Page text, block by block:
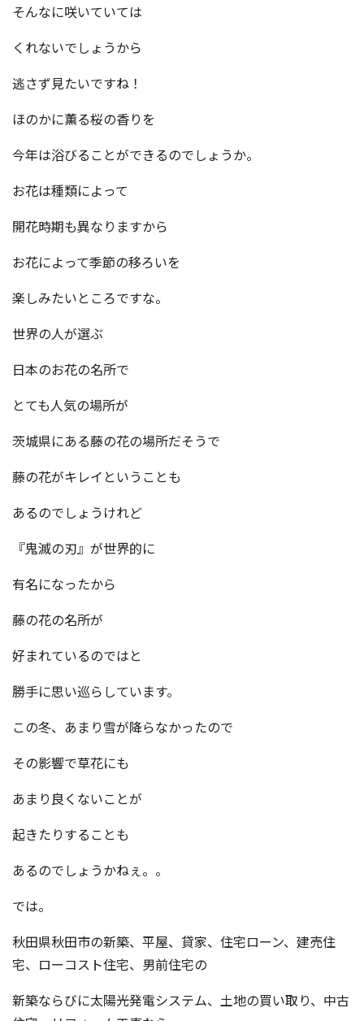
そんなに咲いていては
くれないでしょうから
逃さず見たいですね！
ほのかに薫る桜の香りを
今年は浴びることができるのでしょうか。
お花は種類によって
開花時期も異なりますから
お花によって季節の移ろいを
楽しみたいところですな。
世界の人が選ぶ
日本のお花の名所で
とても人気の場所が
茨城県にある藤の花の場所だそうで
藤の花がキレイということも
あるのでしょうけれど
『鬼滅の刃』が世界的に
有名になったから
藤の花の名所が
好まれているのではと
勝手に思い巡らしています。
この冬、あまり雪が降らなかったので
その影響で草花にも
あまり良くないことが
起きたりすることも
あるのでしょうかねぇ。。
では。
秋田県秋田市の新築、平屋、貸家、住宅ローン、建売住
宅、ローコスト住宅、男前住宅の
新築ならびに太陽光発電システム、土地の買い取り、中古